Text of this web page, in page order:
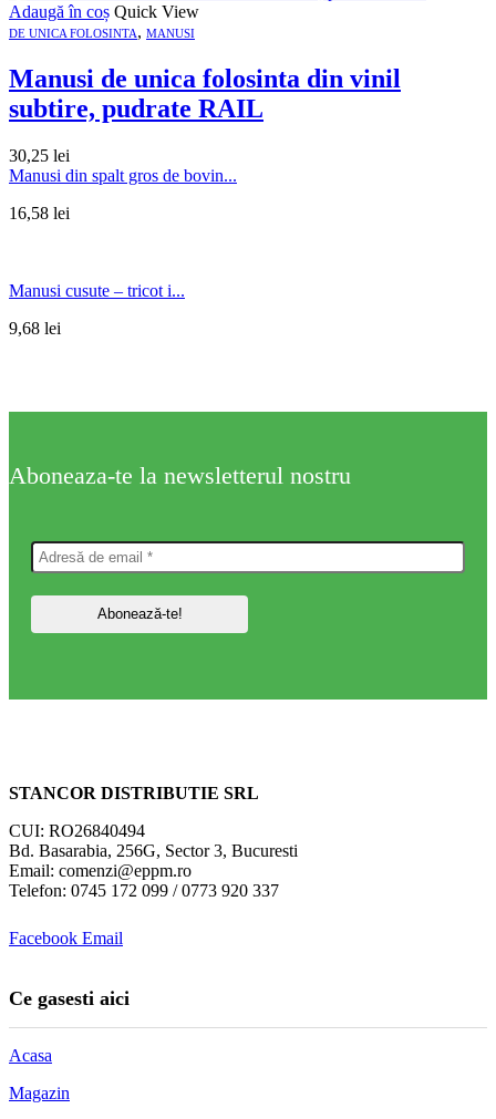
Adaugă în coș Quick View
DE UNICA FOLOSINTA, MANUSI
Manusi de unica folosinta din vinil
subtire, pudrate RAIL
30,25 lei
Manusi din spalt gros de bovin...
16,58 lei
Manusi cusute – tricot i...
9,68 lei
Aboneaza-te la newsletterul nostru
STANCOR DISTRIBUTIE SRL
CUI: RO26840494
Bd. Basarabia, 256G, Sector 3, Bucuresti
Email: comenzi@eppm.ro
Telefon: 0745 172 099 / 0773 920 337
Facebook Email
Ce gasesti aici
Acasa
Magazin